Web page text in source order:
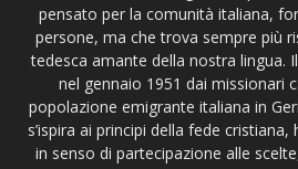
pensato per la comunità italiana,
persone, ma che trova sempre più
tedesca amante della nostra lingua.
nel gennaio 1951 dai missionari
popolazione emigrante italiana in
s’ispira ai principi della fede
in senso di partecipazione alle